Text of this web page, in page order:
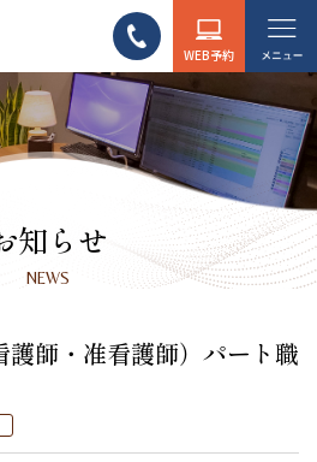
WEB予約
知らせ
NEWS
師・准看護師）パート職